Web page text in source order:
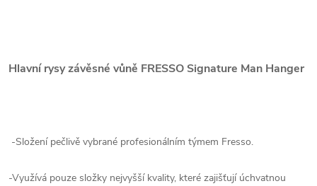
Hlavní rysy závěsné vůně FRESSO Signature Man Hanger
-Složení pečlivě vybrané profesionálním týmem Fresso.
-Využívá pouze složky nejvyšší kvality, které zajišťují úchvatnou